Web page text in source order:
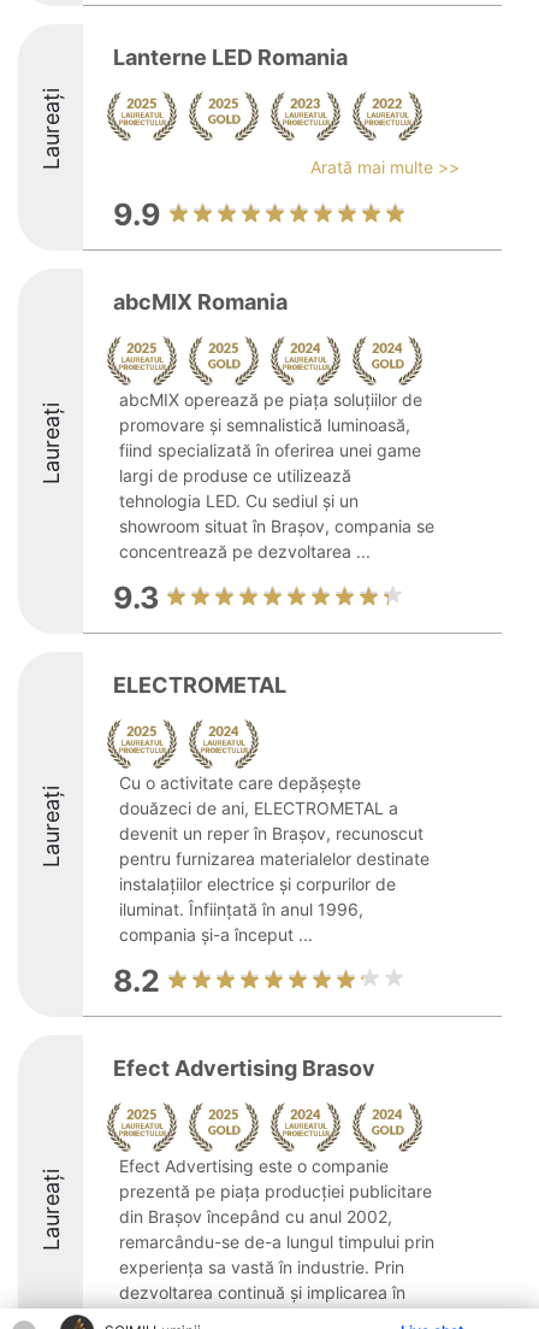
Laureați
Lanterne LED Romania
Arată mai multe >>
9.9
Laureați
abcMIX Romania
abcMIX operează pe piața soluțiilor de
promovare și semnalistică luminoasă,
fiind specializată în oferirea unei game
largi de produse ce utilizează
tehnologia LED. Cu sediul și un
showroom situat în Brașov, compania se
concentrează pe dezvoltarea ...
9.3
Laureați
ELECTROMETAL
Cu o activitate care depășește
douăzeci de ani, ELECTROMETAL a
devenit un reper în Brașov, recunoscut
pentru furnizarea materialelor destinate
instalațiilor electrice și corpurilor de
iluminat. Înființată în anul 1996,
compania și-a început ...
8.2
Laureați
Efect Advertising Brasov
Efect Advertising este o companie
prezentă pe piața producției publicitare
din Brașov începând cu anul 2002,
remarcându-se de-a lungul timpului prin
experiența sa vastă în industrie. Prin
dezvoltarea continuă și implicarea în